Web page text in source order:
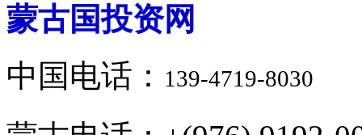
蒙古国投资网
中国电话： 139-4719-8030